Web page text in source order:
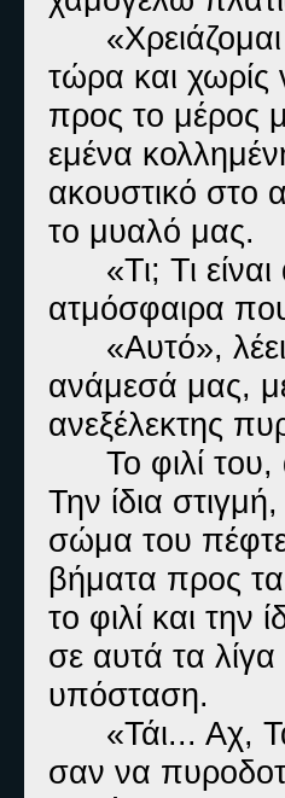
τώρα και χωρίς
προς το μέρος
εμένα
ακουστικό στο
το μυαλό μας.
«Τι; Τι
ατμόσφαιρα
«Αυτό»,
ανάμεσά μας,
ανεξέλεκτης
Το φιλί
Την ίδια
σώμα του
βήματα προς
το φιλί και
σε αυτά τα
υπόσταση.
«Τάι... Αχ,
σαν να